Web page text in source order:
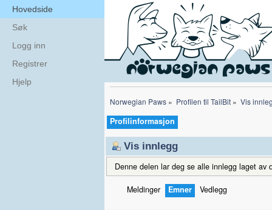
Hovedside
Søk
Logg inn
Registrer
Hjelp
Norwegian Paws » Profilen til TailBit» Vis
Profilinformasjon
Vis innlegg
Denne delen lar deg se alle innlegg laget
Meldinger Emner Vedlegg